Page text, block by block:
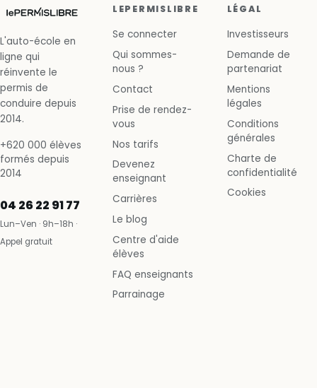
L'auto-école en
ligne qui
réinvente le
permis de
conduire depuis
2014.
+620 000 élèves
formés depuis
2014
04 26 22 91 77
Lun–Ven · 9h–18h ·
Appel gratuit
LEPERMISLIBRE
Se connecter
Qui sommes-
nous ?
Contact
Prise de rendez-
vous
Nos tarifs
Devenez
enseignant
Carrières
Le blog
Centre d'aide
élèves
FAQ enseignants
Parrainage
LÉGAL
Investisseurs
Demande de
partenariat
Mentions
légales
Conditions
générales
Charte de
confidentialité
Cookies